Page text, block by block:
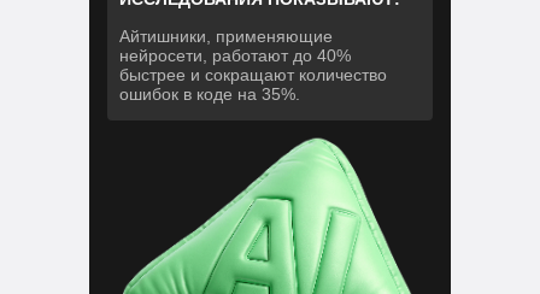
Айтишники, применяющие
нейросети, работают до 40%
быстрее и сокращают количество
ошибок в коде на 35%.